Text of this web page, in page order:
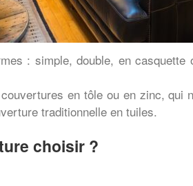
: simple, double, en
en tôle ou en zinc, qui
traditionnelle en tuiles.
choisir ?